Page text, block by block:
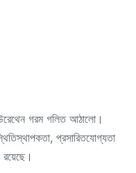
গরম গলিত আঠালো।
প্রসারিতযোগ্যতা